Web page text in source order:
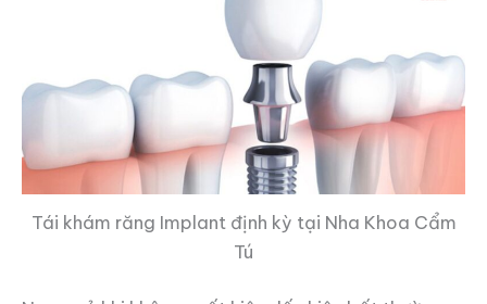
Tái khám răng Implant định kỳ tại Nha Khoa Cẩm
Tú